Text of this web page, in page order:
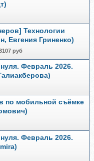
Технологии
Евгения Гриненко)
руб
Февраль 2026.
по мобильной съёмке
Февраль 2026.